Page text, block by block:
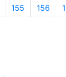
155 156